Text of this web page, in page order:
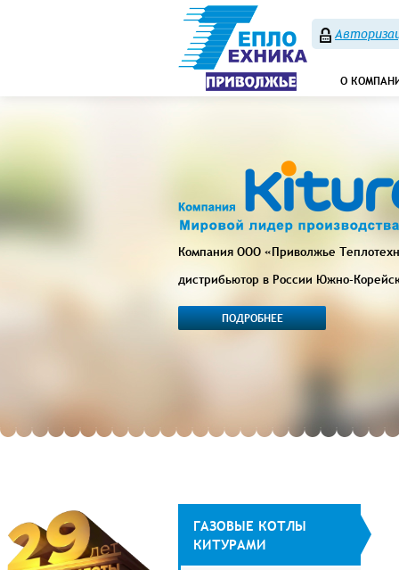
О
Компания ООО «Приволжье
дистрибьютор в России Южно-
ПОДРОБНЕЕ
ГАЗОВЫЕ КОТЛЫ
КИТУРАМИ